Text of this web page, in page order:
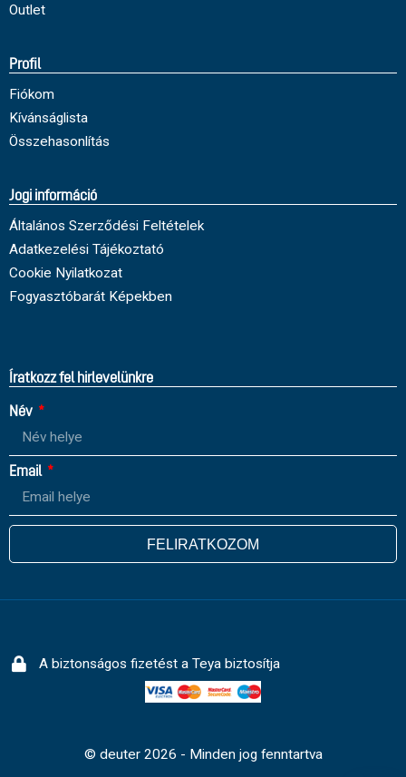
Outlet
Profil
Fiókom
Kívánságlista
Összehasonlítás
Jogi információ
Általános Szerződési Feltételek
Adatkezelési Tájékoztató
Cookie Nyilatkozat
Fogyasztóbarát Képekben
Íratkozz fel hirlevelünkre
Név
Email
FELIRATKOZOM
A biztonságos fizetést a Teya biztosítja
© deuter 2026 - Minden jog fenntartva